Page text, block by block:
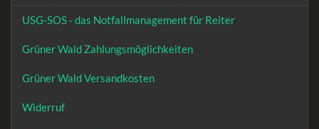
USG-SOS - das Notfallmanagement für Reiter
Grüner Wald Zahlungsmöglichkeiten
Grüner Wald Versandkosten
Widerruf